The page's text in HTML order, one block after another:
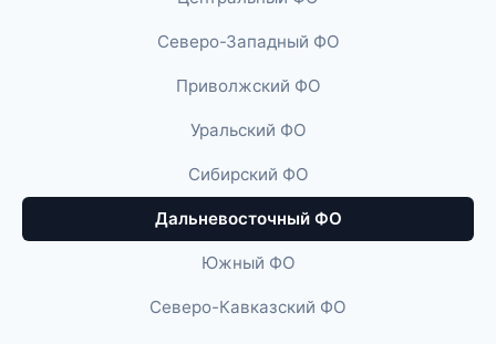
Северо-Западный ФО
Приволжский ФО
Уральский ФО
Сибирский ФО
Дальневосточный ФО
Южный ФО
Северо-Кавказский ФО